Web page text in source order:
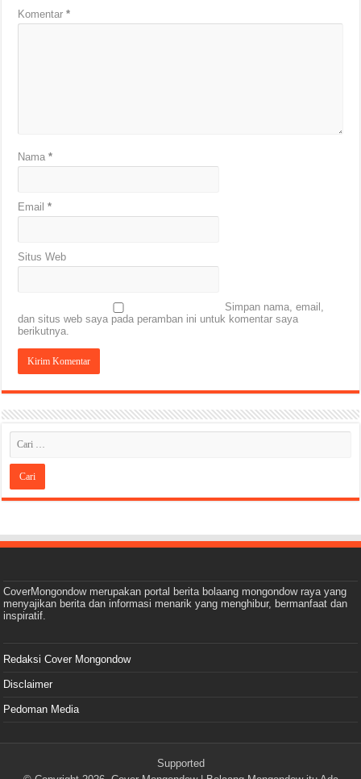
Komentar*
Nama*
Email*
Situs Web
Simpan nama, email,
dan situs web saya pada peramban ini untuk komentar saya
berikutnya.
CoverMongondow merupakan portal berita bolaang mongondow raya yang
menyajikan berita dan informasi menarik yang menghibur, bermanfaat dan
inspiratif.
Redaksi Cover Mongondow
Disclaimer
Pedoman Media
Supported